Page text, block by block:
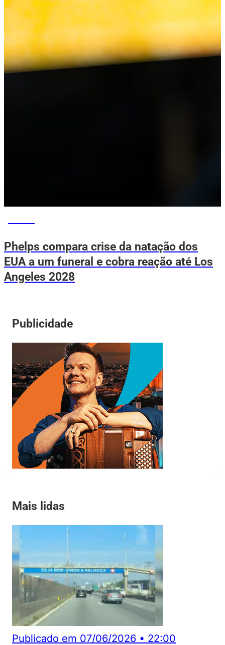
Phelps compara crise da natação dos
EUA a um funeral e cobra reação até Los
Angeles 2028
Publicidade
Mais lidas
Publicado em 07/06/2026 • 22:00